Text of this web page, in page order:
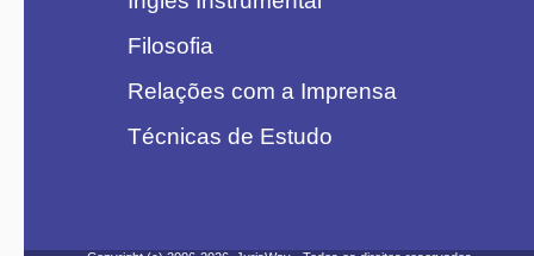
Filosofia
Relações com a Imprensa
Técnicas de Estudo